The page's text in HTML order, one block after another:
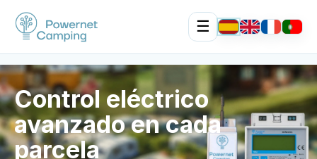
☰
Control eléctrico
avanzado en cada
parcela